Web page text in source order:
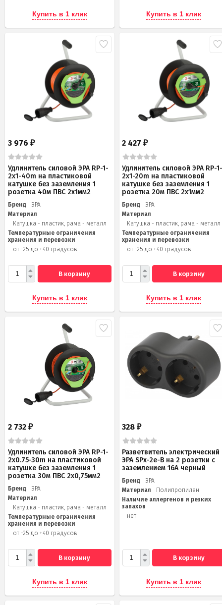
Купить в 1 клик Купить в 1 клик
3 976 ₽
Удлинитель силовой ЭРА RP-1-
2x1-40m на пластиковой
катушке без заземления 1
розетка 40м ПВС 2x1мм2
Бренд
ЭРА
Материал
Катушка - пластик, рама - металл
Температурные ограничения
хранения и перевозки
от -25 до +40 градусов
В корзину
Купить в 1 клик
2 427₽
Удлинитель силовой ЭРА RP-
2x1-20m на пластиковой
катушке без заземления 1
розетка 20м ПВС 2х1мм2
Бренд
ЭРА
Материал
Катушка - пластик, рама - металл
Температурные ограничения
хранения и перевозки
от -25 до +40 градусов
В корзину
Купить в 1 клик
2 732 ₽
Удлинитель силовой ЭРА RP-1-
2x0.75-30m на пластиковой
катушке без заземления 1
розетка 30м ПВС 2х0,75мм2
Бренд
ЭРА
Материал
Катушка - пластик, рама - металл
Температурные ограничения
хранения и перевозки
от -25 до +40 градусов
В корзину
Купить в 1 клик
328₽
Разветвитель электрический
ЭРА SPx-2e-B на 2 розетки с
заземлением 16А черный
Бренд
ЭРА
Материал
Полипропилен
Наличие аллергенов и резких
запахов
нет
В корзину
Купить в 1 клик